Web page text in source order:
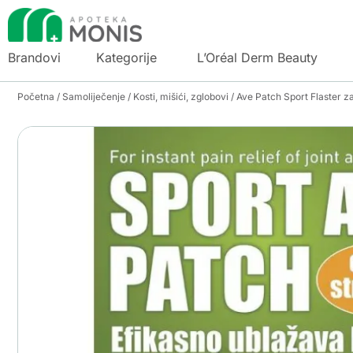
Brandovi Kategorije L’Oréal Derm Beauty
Početna / Samoliječenje / Kosti, mišići, zglobovi / Ave Patch Sport Flaster